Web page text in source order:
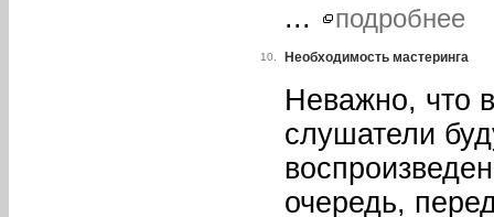
...
подробнее
10. Необходимость мастеринга
Неважно, что
слушатели
очередь,